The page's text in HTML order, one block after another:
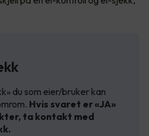
du som eier/bruker kan
Hvis svaret er «JA»
ta kontakt med